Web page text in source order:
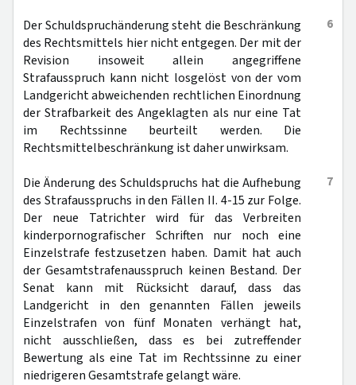
6
Der Schuldspruchänderung steht die Beschränkung
des Rechtsmittels hier nicht entgegen. Der mit der
Revision insoweit allein angegriffene
Strafausspruch kann nicht losgelöst von der vom
Landgericht abweichenden rechtlichen Einordnung
der Strafbarkeit des Angeklagten als nur eine Tat
im Rechtssinne beurteilt werden. Die
Rechtsmittelbeschränkung ist daher unwirksam.
7
Die Änderung des Schuldspruchs hat die Aufhebung
des Strafausspruchs in den Fällen II. 4-15 zur Folge.
Der neue Tatrichter wird für das Verbreiten
kinderpornografischer Schriften nur noch eine
Einzelstrafe festzusetzen haben. Damit hat auch
der Gesamtstrafenausspruch keinen Bestand. Der
Senat kann mit Rücksicht darauf, dass das
Landgericht in den genannten Fällen jeweils
Einzelstrafen von fünf Monaten verhängt hat,
nicht ausschließen, dass es bei zutreffender
Bewertung als eine Tat im Rechtssinne zu einer
niedrigeren Gesamtstrafe gelangt wäre.